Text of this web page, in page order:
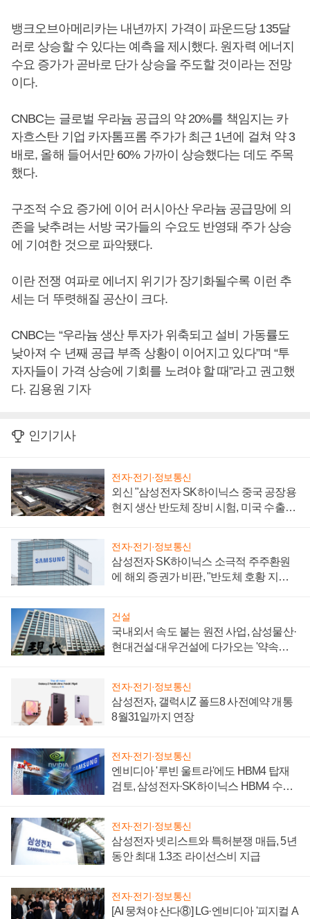
뱅크오브아메리카는 내년까지 가격이 파운드당 135달
러로 상승할 수 있다는 예측을 제시했다. 원자력 에너지
수요 증가가 곧바로 단가 상승을 주도할 것이라는 전망
이다.
CNBC는 글로벌 우라늄 공급의 약 20%를 책임지는 카
자흐스탄 기업 카자톰프롬 주가가 최근 1년에 걸쳐 약 3
배로, 올해 들어서만 60% 가까이 상승했다는 데도 주목
했다.
구조적 수요 증가에 이어 러시아산 우라늄 공급망에 의
존을 낮추려는 서방 국가들의 수요도 반영돼 주가 상승
에 기여한 것으로 파악됐다.
이란 전쟁 여파로 에너지 위기가 장기화될수록 이런 추
세는 더 뚜렷해질 공산이 크다.
CNBC는 “우라늄 생산 투자가 위축되고 설비 가동률도
낮아져 수 년째 공급 부족 상황이 이어지고 있다”며 “투
자자들이 가격 상승에 기회를 노려야 할 때”라고 권고했
다. 김용원 기자
인기기사
전자·전기·정보통신
외신 "삼성전자 SK하이닉스 중국 공장용
현지 생산 반도체 장비 시험, 미국 수출통
전자·전기·정보통신
삼성전자 SK하이닉스 소극적 주주환원
에 해외 증권가 비판, "반도체 호황 지속
건설
국내외서 속도 붙는 원전 사업, 삼성물산·
현대건설·대우건설에 다가오는 '약속의
전자·전기·정보통신
삼성전자, 갤럭시Z 폴드8 사전예약 개통
8월31일까지 연장
전자·전기·정보통신
엔비디아 '루빈 울트라'에도 HBM4 탑재
검토, 삼성전자·SK하이닉스 HBM4 수율
전자·전기·정보통신
삼성전자 넷리스트와 특허분쟁 매듭, 5년
동안 최대 1.3조 라이선스비 지급
전자·전기·정보통신
[AI 뭉쳐야 산다⑧] LG·엔비디아 '피지컬 A